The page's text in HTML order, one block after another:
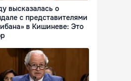
высказалась о
с представителями
в Кишиневе: Это